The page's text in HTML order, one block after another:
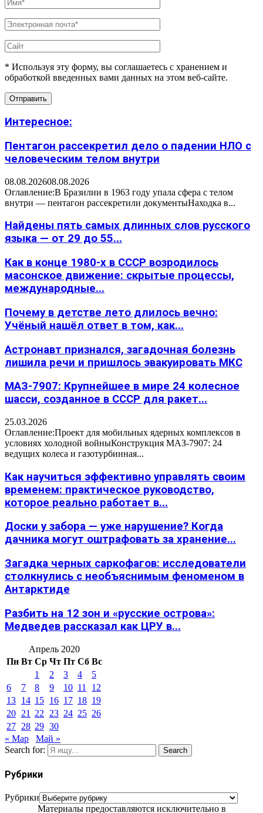
* Используя эту форму, вы соглашаетесь с хранением и
обработкой введенных вами данных на этом веб-сайте.
Интересное:
Пентагон рассекретил дело о падении НЛО с
человеческим телом внутри
08.08.202608.08.2026
Оглавление:В Бразилии в 1963 году упала сфера с телом
внутри — пентагон рассекретили документыНаходка в...
Найдены пять самых длинных слов русского
языка — от 29 до 55...
Как в конце 1980-х в СССР возродилось
масонское движение: скрытые процессы,
международные...
Почему в детстве лето длилось вечно:
Учёный нашёл ответ в том, как...
Астронавт признался, загадочная болезнь
лишила речи и пришлось эвакуировать МКС
МАЗ-7907: Крупнейшее в мире 24 колесное
шасси, созданное в СССР для ракет...
25.03.2026
Оглавление:Проект для мобильных ядерных комплексов в
условиях холодной войныКонструкция МАЗ-7907: 24
ведущих колеса и газотурбинная...
Как научиться эффективно управлять своим
временем: практическое руководство,
которое реально работает в...
Доски у забора — уже нарушение? Когда
дачника могут оштрафовать за хранение...
Загадка черных саркофагов: исследователи
столкнулись с необъяснимым феноменом в
Антарктиде
Разбить на 12 зон и «русские острова»:
Медведев рассказал как ЦРУ в...
Апрель 2020
Пн Вт Ср Чт Пт Сб Вс
1
2 3 4
5
6
7 8 9 10 11
12
13 14 15 16 17 18 19
20 21 22 23 24 25 26
27 28 29 30
« Мар
Май »
Search for:
Search
Рубрики
Рубрики
Материалы предоставляются исключительно в